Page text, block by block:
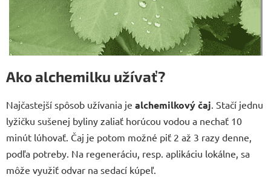
Ako alchemilku užívať?
Najčastejší spôsob užívania je alchemilkový čaj . Stačí jednu
lyžičku sušenej byliny zaliať horúcou vodou a nechať 10
minút lúhovať. Čaj je potom možné piť 2 až 3 razy denne,
podľa potreby. Na regeneráciu, resp. aplikáciu lokálne, sa
môže využiť odvar na sedací kúpeľ.